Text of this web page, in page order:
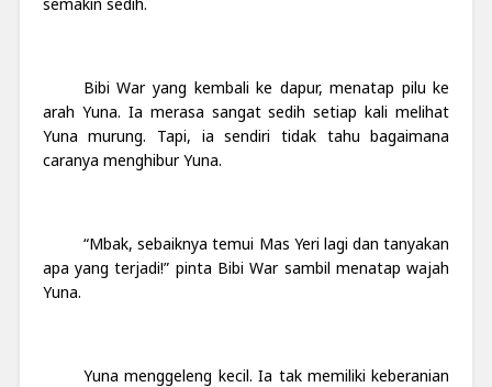
Bibi War yang kembali ke dapur, menatap pilu ke
arah Yuna. Ia merasa sangat sedih setiap kali melihat
Yuna murung. Tapi, ia sendiri tidak tahu bagaimana
caranya menghibur Yuna.
“Mbak, sebaiknya temui Mas Yeri lagi dan tanyakan
apa yang terjadi!” pinta Bibi War sambil menatap wajah
Yuna.
Yuna menggeleng kecil. Ia tak memiliki keberanian